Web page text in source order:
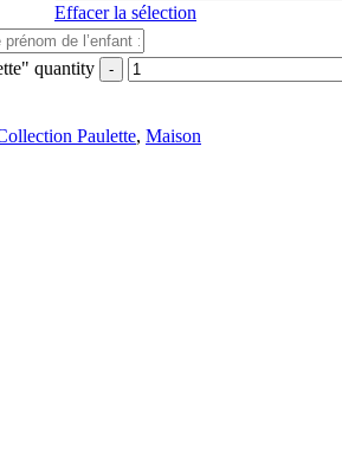
Effacer la sélection
quantity
Paulette, Maison